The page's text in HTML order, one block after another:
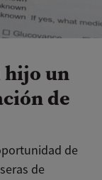
hijo un
de
de
de